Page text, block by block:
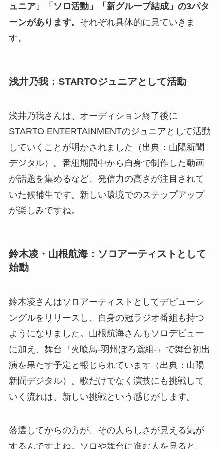
ュニア」「ソロ活動」「新グループ結成」の3パタ
ーンがあります。 それぞれ具体的に見ていきま
す。
浅井乃我：STARTOジュニアとして活動
浅井乃我さんは、オーディション終了後に
STARTO ENTERTAINMENTのジュニアとして活動
していくことが明かされました（出典：山陽新聞
デジタル）。番組期間中から自身で制作した動画
が話題を集めるなど、発信力の高さが注目されて
いた候補生です。新しい環境でのステップアップ
が楽しみですね。
鈴木凌・山根航海：ソロアーティストとして
始動
鈴木凌さんはソロアーティストとしてデビューシ
ングルをリリースし、自身の冠ラジオ番組も持つ
ようになりました。山根航海さんもソロデビュー
に加え、舞台『火喰鳥-羽州ぼろ鳶組-』で舞台初出
演を果たす予定と報じられています（出典：山陽
新聞デジタル）。歌だけでなく演技にも挑戦して
いく流れは、新しい挑戦という感じがします。
落選してからの方が、その人らしさが見える気が
するんですよね。ソロや舞台に進む人を見ると、